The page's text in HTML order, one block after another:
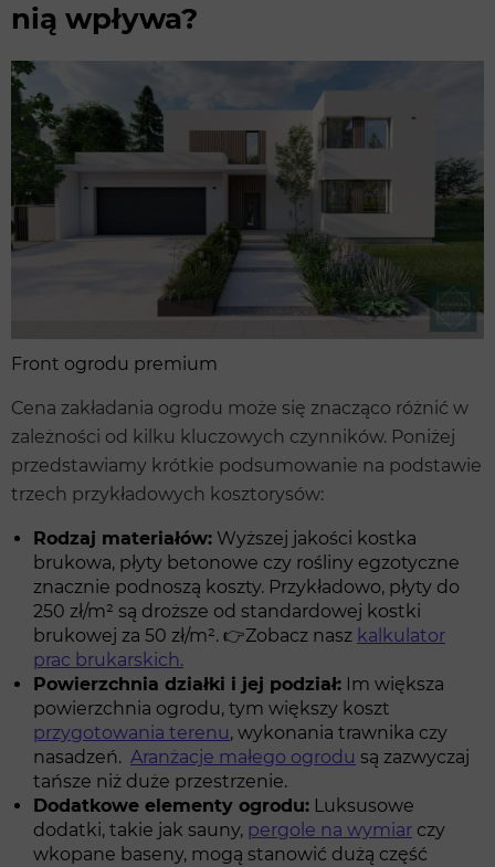
nią wpływa?
Front ogrodu premium
Cena zakładania ogrodu może się znacząco różnić w
zależności od kilku kluczowych czynników. Poniżej
przedstawiamy krótkie podsumowanie na podstawie
trzech przykładowych kosztorysów:
Rodzaj materiałów: Wyższej jakości kostka
brukowa, płyty betonowe czy rośliny egzotyczne
znacznie podnoszą koszty. Przykładowo, płyty do
250 zł/m² są droższe od standardowej kostki
brukowej za 50 zł/m². 👉Zobacz nasz kalkulator
prac brukarskich.
Powierzchnia działki i jej podział: Im większa
powierzchnia ogrodu, tym większy koszt
przygotowania terenu, wykonania trawnika czy
nasadzeń. Aranżacje małego ogrodu są zazwyczaj
tańsze niż duże przestrzenie.
Dodatkowe elementy ogrodu: Luksusowe
dodatki, takie jak sauny, pergole na wymiar czy
wkopane baseny, mogą stanowić dużą część